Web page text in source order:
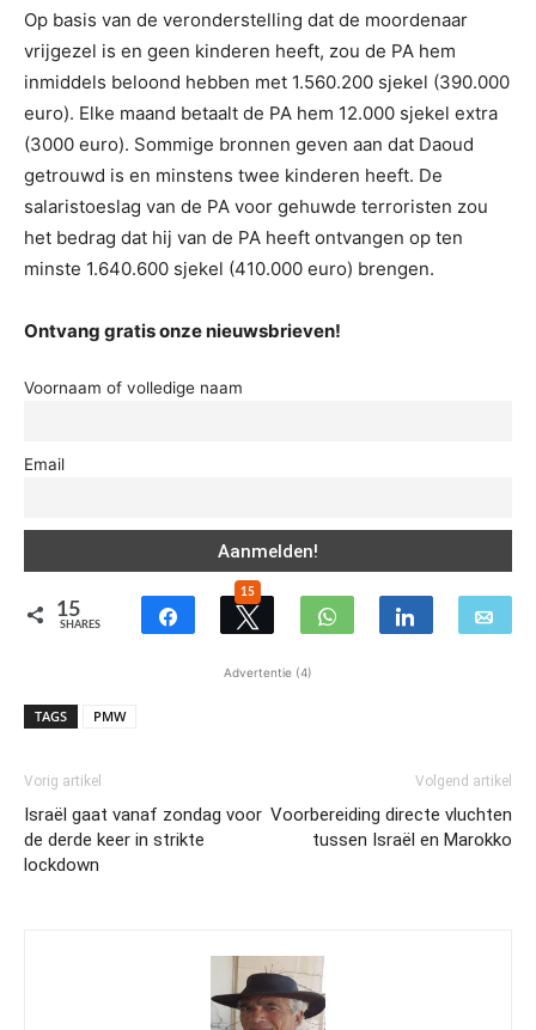
Op basis van de veronderstelling dat de moordenaar
vrijgezel is en geen kinderen heeft, zou de PA hem
inmiddels beloond hebben met 1.560.200 sjekel (390.000
euro). Elke maand betaalt de PA hem 12.000 sjekel extra
(3000 euro). Sommige bronnen geven aan dat Daoud
getrouwd is en minstens twee kinderen heeft. De
salaristoeslag van de PA voor gehuwde terroristen zou
het bedrag dat hij van de PA heeft ontvangen op ten
minste 1.640.600 sjekel (410.000 euro) brengen.
Ontvang gratis onze nieuwsbrieven!
Voornaam of volledige naam
Email
15
SHARES
15
Advertentie (4)
TAGS PMW
Vorig artikel
Israël gaat vanaf zondag voor
de derde keer in strikte
lockdown
Volgend artikel
Voorbereiding directe vluchten
tussen Israël en Marokko